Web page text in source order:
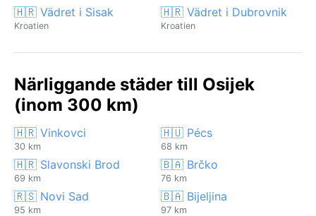
🇭🇷 Vädret i Sisak
Kroatien
🇭🇷 Vädret i Dubrovnik
Kroatien
Närliggande städer till Osijek
(inom 300 km)
🇭🇷 Vinkovci
30 km
🇭🇺 Pécs
68 km
🇭🇷 Slavonski Brod
69 km
🇧🇦 Brčko
76 km
🇷🇸 Novi Sad
95 km
🇧🇦 Bijeljina
97 km